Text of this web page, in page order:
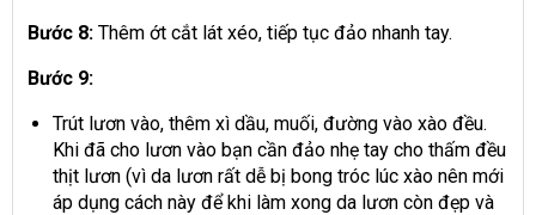
Bước 8: Thêm ớt cắt lát xéo, tiếp tục đảo nhanh tay.
Bước 9:
Trút lươn vào, thêm xì dầu, muối, đường vào xào đều.
Khi đã cho lươn vào bạn cần đảo nhẹ tay cho thấm đều
thịt lươn (vì da lươn rất dễ bị bong tróc lúc xào nên mới
áp dụng cách này để khi làm xong da lươn còn đẹp và